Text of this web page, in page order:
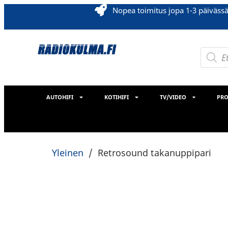
Nopea toimitus jopa 1-3
AUTOHIFI KOTIHIFI TV/VIDEO
Yleinen / Retrosound takanuppipari